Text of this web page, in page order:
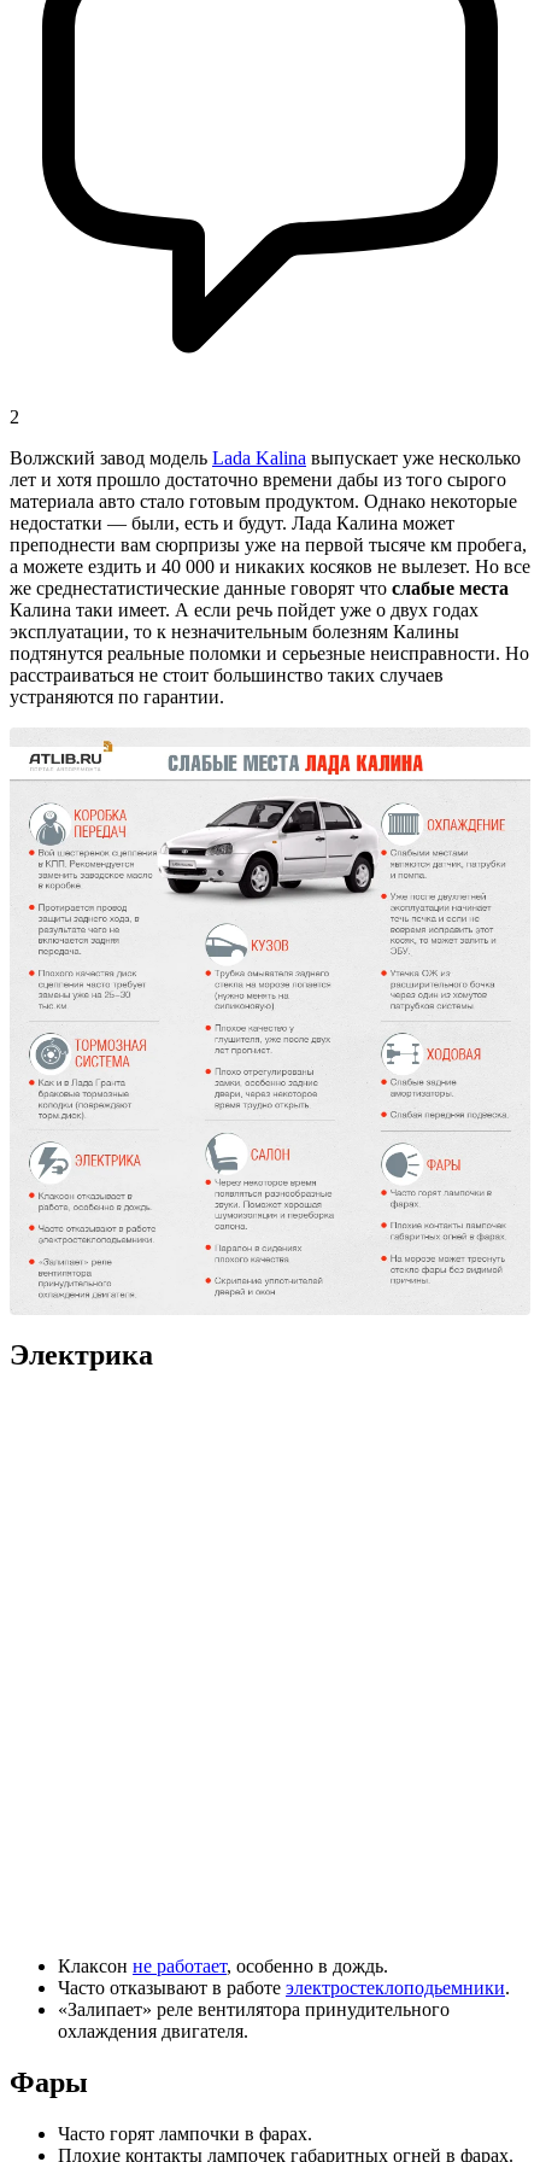
2
Волжский завод модель Lada Kalina выпускает уже несколько
лет и хотя прошло достаточно времени дабы из того сырого
материала авто стало готовым продуктом. Однако некоторые
недостатки — были, есть и будут. Лада Калина может
преподнести вам сюрпризы уже на первой тысяче км пробега,
а можете ездить и 40 000 и никаких косяков не вылезет. Но все
же среднестатистические данные говорят что слабые места
Калина таки имеет. А если речь пойдет уже о двух годах
эксплуатации, то к незначительным болезням Калины
подтянутся реальные поломки и серьезные неисправности. Но
расстраиваться не стоит большинство таких случаев
устраняются по гарантии.
Электрика
Клаксон не работает, особенно в дождь.
Часто отказывают в работе электростеклоподьемники.
«Залипает» реле вентилятора принудительного
охлаждения двигателя.
Фары
Часто горят лампочки в фарах.
Плохие контакты лампочек габаритных огней в фарах.